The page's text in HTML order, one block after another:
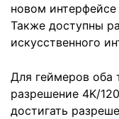
новом интерфейсе
Также доступны
искусственного
Для геймеров оба
разрешение 4K/
достигать